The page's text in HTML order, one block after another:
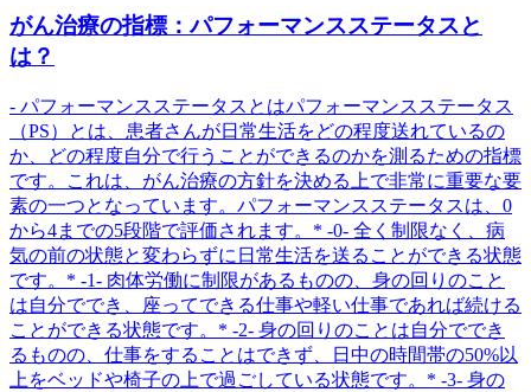
がん治療の指標：パフォーマンスステータスと
は？
- パフォーマンスステータスとはパフォーマンスステータス
（PS）とは、患者さんが日常生活をどの程度送れているの
か、どの程度自分で行うことができるのかを測るための指標
です。これは、がん治療の方針を決める上で非常に重要な要
素の一つとなっています。パフォーマンスステータスは、0
から4までの5段階で評価されます。* -0- 全く制限なく、病
気の前の状態と変わらずに日常生活を送ることができる状態
です。* -1- 肉体労働に制限があるものの、身の回りのこと
は自分ででき、座ってできる仕事や軽い仕事であれば続ける
ことができる状態です。* -2- 身の回りのことは自分ででき
るものの、仕事をすることはできず、日中の時間帯の50%以
上をベッドや椅子の上で過ごしている状態です。* -3- 身の